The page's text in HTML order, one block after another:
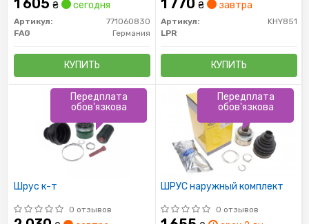
1 605 ₴ сегодня
Артикул:
771060830
FAG
Германия
КУПИТЬ
1 770 ₴ завтра
Артикул:
KHY851
LPR
КУПИТЬ
Шрус к-т
0 отзывов
Передплата
обов'язкова
ШРУС наружный комплект
0 отзывов
Передплата
обов'язкова